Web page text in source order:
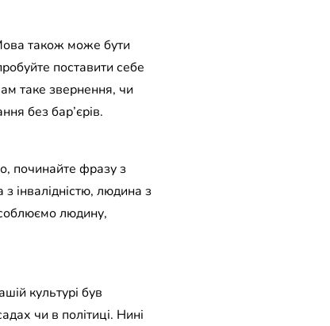
також може бути
поставити себе
таке звернення, чи
без бар’єрів.
починайте фразу з
інвалідністю, людина з
людину,
культурі був
чи в політиці. Нині